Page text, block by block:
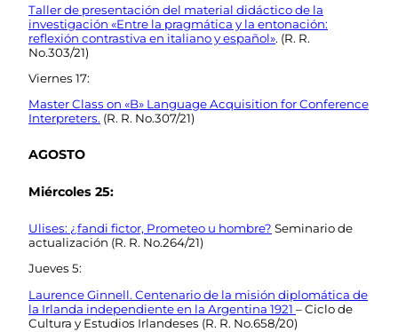
Taller de presentación del material didáctico de la
investigación «Entre la pragmática y la entonación:
reflexión contrastiva en italiano y español». (R. R.
No.303/21)
Viernes 17:
Master Class on «B» Language Acquisition for Conference
Interpreters. (R. R. No.307/21)
AGOSTO
Miércoles 25:
Ulises: ¿fandi fictor, Prometeo u hombre? Seminario de
actualización (R. R. No.264/21)
Jueves 5:
Laurence Ginnell. Centenario de la misión diplomática de
la Irlanda independiente en la Argentina 1921 – Ciclo de
Cultura y Estudios Irlandeses (R. R. No.658/20)